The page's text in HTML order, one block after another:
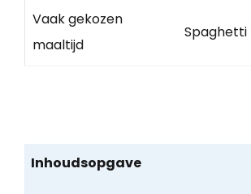
Vaak gekozen
maaltijd
Spaghetti
Inhoudsopgave